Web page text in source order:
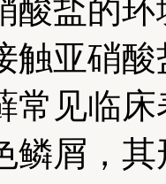
酸盐的
触亚硝
常见临
鳞屑，